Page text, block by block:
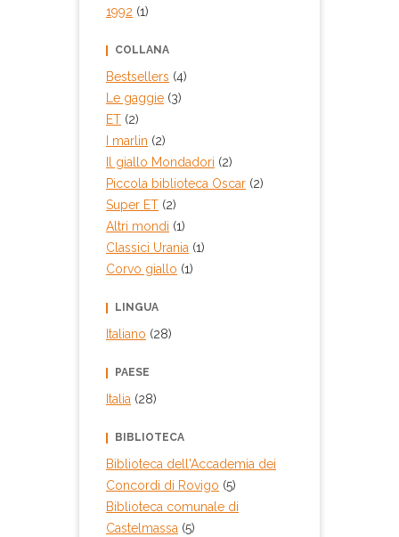
1992 (1)
COLLANA
Bestsellers (4)
Le gaggie (3)
ET (2)
I marlin (2)
Il giallo Mondadori (2)
Piccola biblioteca Oscar (2)
Super ET (2)
Altri mondi (1)
Classici Urania (1)
Corvo giallo (1)
LINGUA
Italiano (28)
PAESE
Italia (28)
BIBLIOTECA
Biblioteca dell'Accademia dei
Concordi di Rovigo (5)
Biblioteca comunale di
Castelmassa (5)